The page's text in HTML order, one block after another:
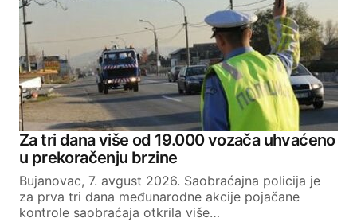
Za tri dana više od 19.000 vozača uhvaćeno
u prekoračenju brzine
Bujanovac, 7. avgust 2026. Saobraćajna policija je
za prva tri dana međunarodne akcije pojačane
kontrole saobraćaja otkrila više…